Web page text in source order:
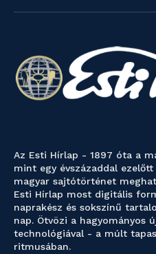
Az Esti Hírlap - 1897 óta a
mint egy évszázaddal
magyar sajtótörténet
Esti Hírlap most digitális
naprakész és sokszínű
nap. Ötvözi a hagyományos
technológiával - a múlt
ritmusában.